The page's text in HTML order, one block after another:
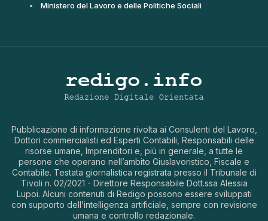
Ministero del Lavoro e delle Politiche Sociali
Pubblicazione di informazione rivolta ai Consulenti del Lavoro,
Dottori commercialisti ed Esperti Contabili, Responsabili delle
risorse umane, Imprenditori e, più in generale, a tutte le
persone che operano nell’ambito Giuslavoristico, Fiscale e
Contabile. Testata giornalistica registrata presso il Tribunale di
Tivoli n. 02/2021 - Direttore Responsabile Dott.ssa Alessia
Lupoi. Alcuni contenuti di Redigo possono essere sviluppati
con supporto dell’intelligenza artificiale, sempre con revisione
umana e controllo redazionale.